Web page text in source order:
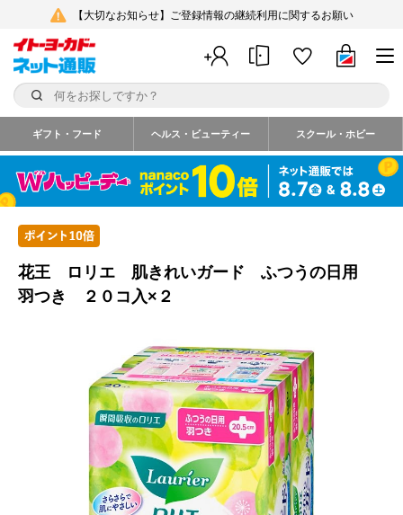
【大切なお知らせ】ご登録情報の継続利用に関するお願い
ギフト・フード ヘルス・ビューティー スクール・ホビー
花王 ロリエ 肌きれいガード ふつうの日用
羽つき ２０コ入×２